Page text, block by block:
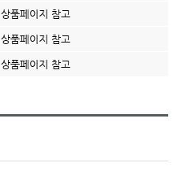
상품페이지 참고
상품페이지 참고
상품페이지 참고